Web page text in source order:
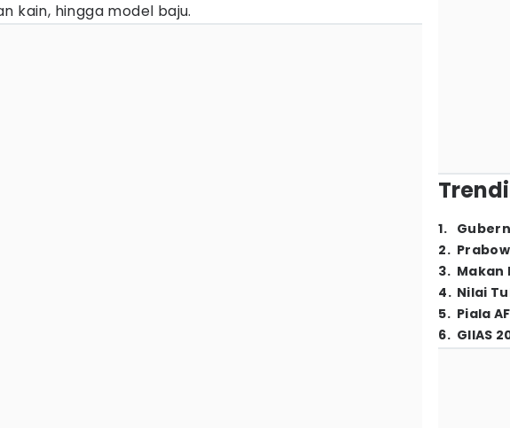
kain, hingga model baju.
1.
2.
3. Makan
4. Nilai
5. Piala
6. GIIAS